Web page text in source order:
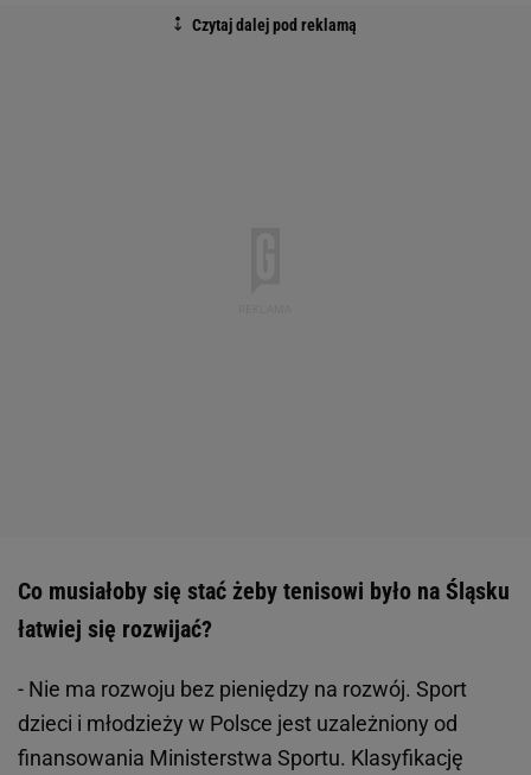
Co musiałoby się stać żeby tenisowi było na Śląsku
łatwiej się rozwijać?
- Nie ma rozwoju bez pieniędzy na rozwój. Sport
dzieci i młodzieży w Polsce jest uzależniony od
finansowania Ministerstwa Sportu. Klasyfikację